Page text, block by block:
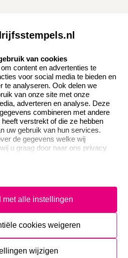
Veel gestelde vragen
Retourneren
Herroepingsrecht
disclaimer
van cookies
content en advertenties te
voor social media te bieden en
te analyseren. Ook delen we
van onze site met onze
adverteren en analyse. Deze
combineren met andere
verstrekt of die ze hebben
uw gebruik van hun services.
de gegevens welke wij
u graag door naar ons privacy
met alle instellingen
cookies weigeren
wijzigen